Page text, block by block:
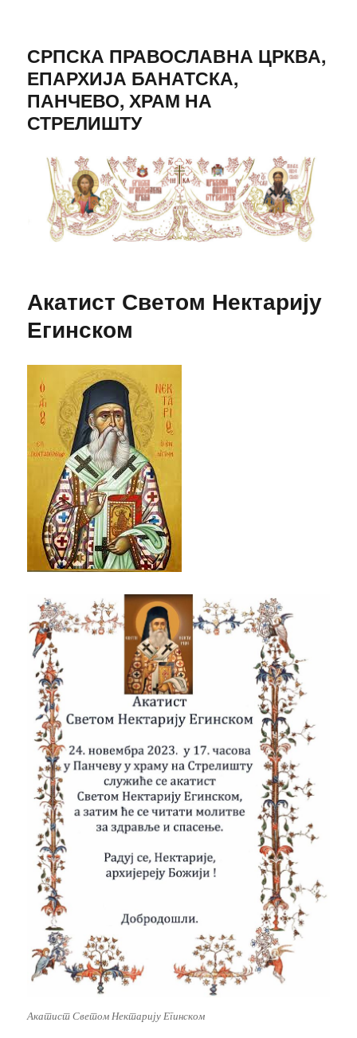
СРПСКА ПРАВОСЛАВНА ЦРКВА,
ЕПАРХИЈА БАНАТСКА,
ПАНЧЕВО, ХРАМ НА
СТРЕЛИШТУ
Акатист Светом Нектарију
Егинском
Акатист Светом Нектарију Егинском